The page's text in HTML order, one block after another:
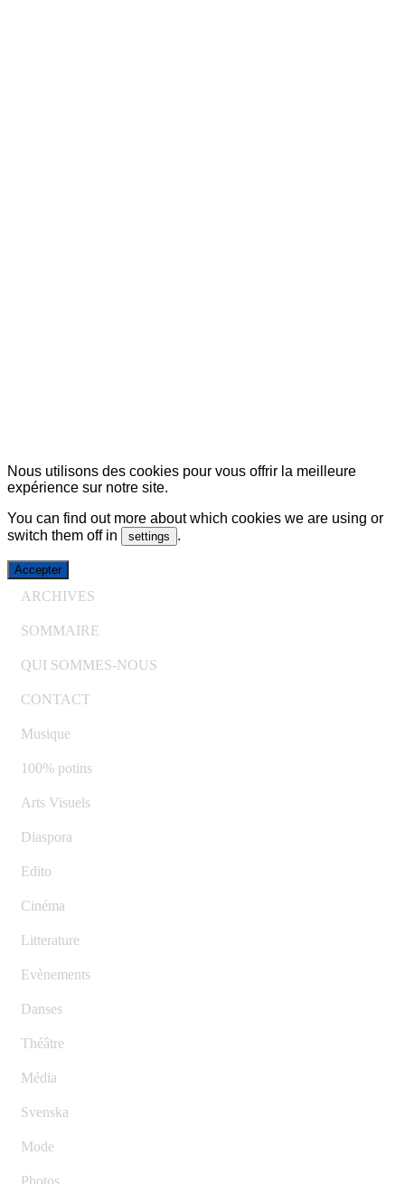
Nous utilisons des cookies pour vous offrir la meilleure
expérience sur notre site.
You can find out more about which cookies we are using or
switch them off in
settings .
Accepter
ARCHIVES
SOMMAIRE
QUI SOMMES-NOUS
CONTACT
Musique
100% potins
Arts Visuels
Diaspora
Edito
Cinéma
Litterature
Evènements
Danses
Théâtre
Média
Svenska
Mode